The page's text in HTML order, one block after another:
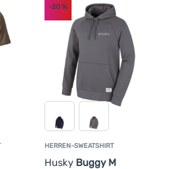
HERREN-SWEATSHIRT
Husky Buggy M
-20%